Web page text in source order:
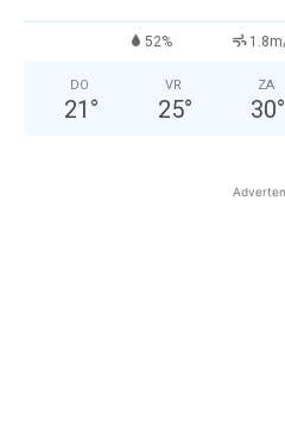
52%
DO
21 °
VR
25°
ZA
30°